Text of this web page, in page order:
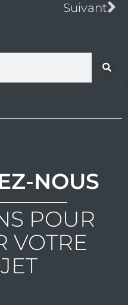
Suivant
NOUS
POUR
VOTRE